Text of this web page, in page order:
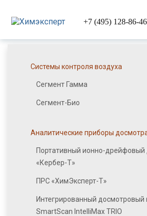
+7 (495) 128-86-46
Системы контроля воздуха
Сегмент Гамма
Сегмент-Био
Аналитические приборы
Портативный ионно-дрейфовый
«Кербер-Т»
ПРС «ХимЭксперт-Т»
Интегрированный досмотровый
SmartScan IntelliMax TRIO